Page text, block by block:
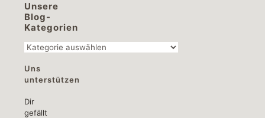
Unsere
Blog-
Kategorien
Unsere
Kategorien
Uns
unterstützen
Dir
gefällt